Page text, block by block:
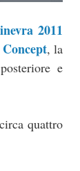
2011
, la
e
quattro